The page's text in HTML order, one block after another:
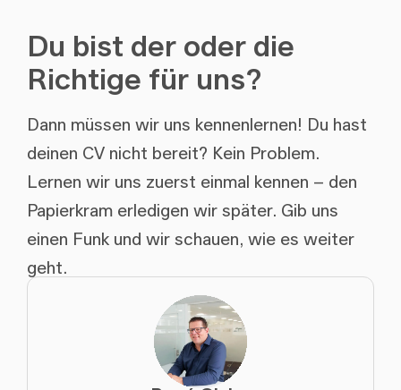
Du bist der oder die
Richtige für uns?
Dann müssen wir uns kennenlernen! Du hast
deinen CV nicht bereit? Kein Problem.
Lernen wir uns zuerst einmal kennen – den
Papierkram erledigen wir später. Gib uns
einen Funk und wir schauen, wie es weiter
geht.